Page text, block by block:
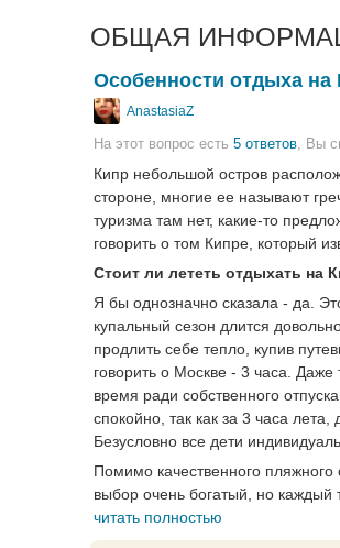
ОБЩАЯ
Особенности отдыха на
AnastasiaZ
На этот вопрос есть 5 ответов , Вы
Кипр небольшой остров
стороне, многие ее называют
туризма там нет, какие-то
говорить о том Кипре, который
Стоит ли лететь отдыхать на
Я бы однозначно сказала - да.
купальный сезон длится
продлить себе тепло, купив
говорить о Москве - 3 часа. Даже
время ради собственного
спокойно, так как за 3 часа
Безусловно все дети
Помимо качественного
выбор очень богатый, но каждый
читать полностью